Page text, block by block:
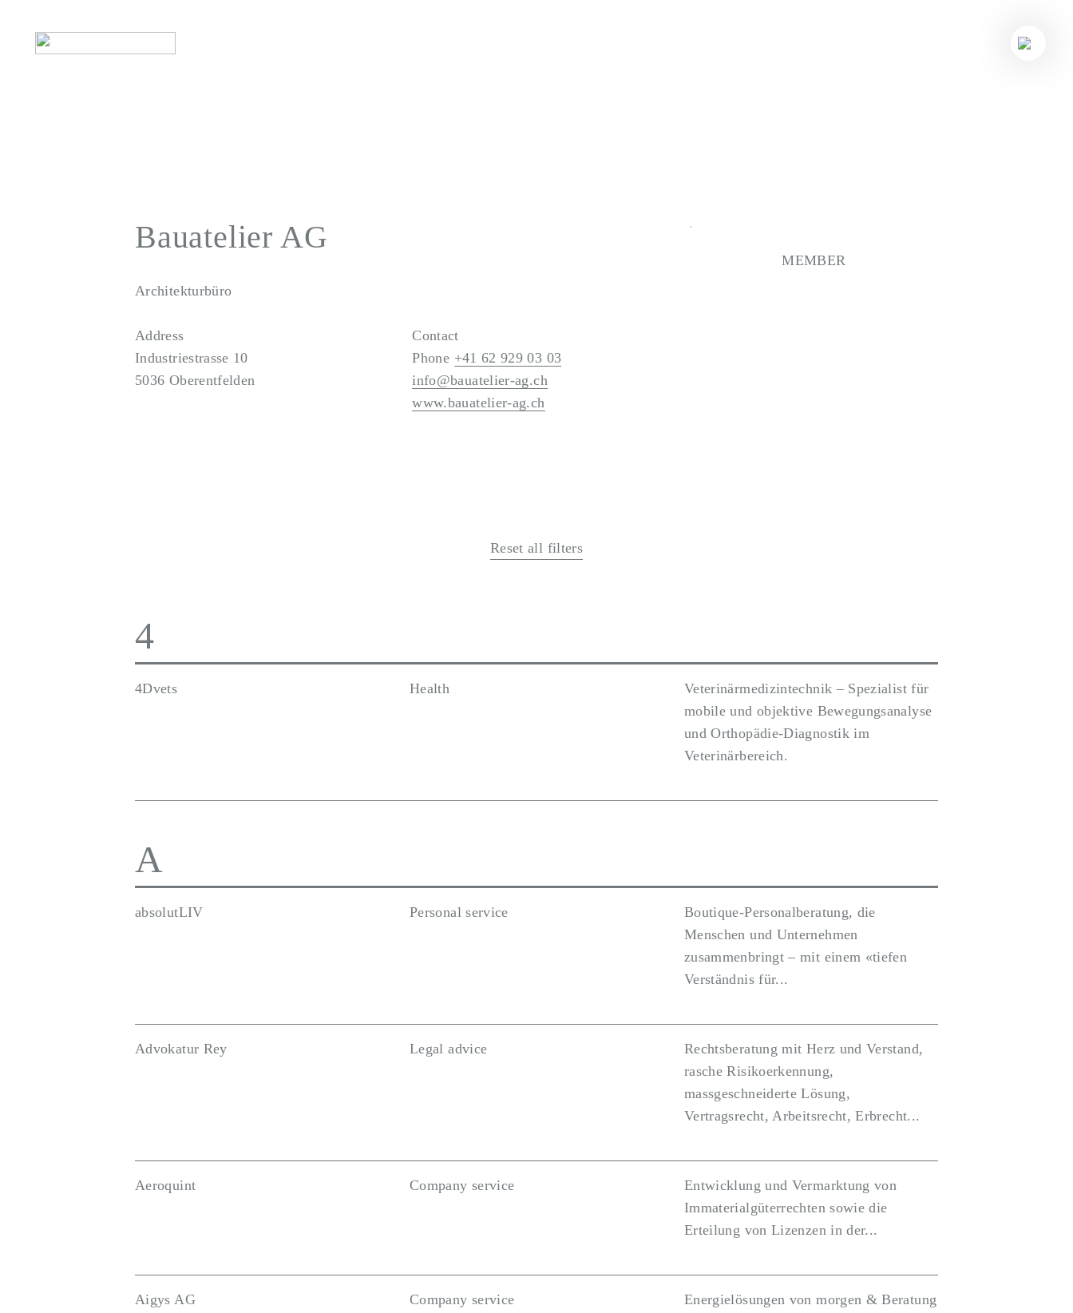
Bauatelier AG
Architekturbüro
Address
Industriestrasse 10
5036 Oberentfelden
Contact
Phone +41 62 929 03 03
info@bauatelier-ag.ch
www.bauatelier-ag.ch
MEMBER
Reset all filters
4
4Dvets Health
Veterinärmedizintechnik – Spezialist für
mobile und objektive Bewegungsanalyse
und Orthopädie-Diagnostik im
Veterinärbereich.
A
absolutLIV Personal service
Boutique-Personalberatung, die
Menschen und Unternehmen
zusammenbringt – mit einem «tiefen
Verständnis für...
Advokatur Rey Legal advice
Rechtsberatung mit Herz und Verstand,
rasche Risikoerkennung,
massgeschneiderte Lösung,
Vertragsrecht, Arbeitsrecht, Erbrecht...
Aeroquint Company service
Entwicklung und Vermarktung von
Immaterialgüterrechten sowie die
Erteilung von Lizenzen in der...
Aigys AG Company service
Energielösungen von morgen & Beratung